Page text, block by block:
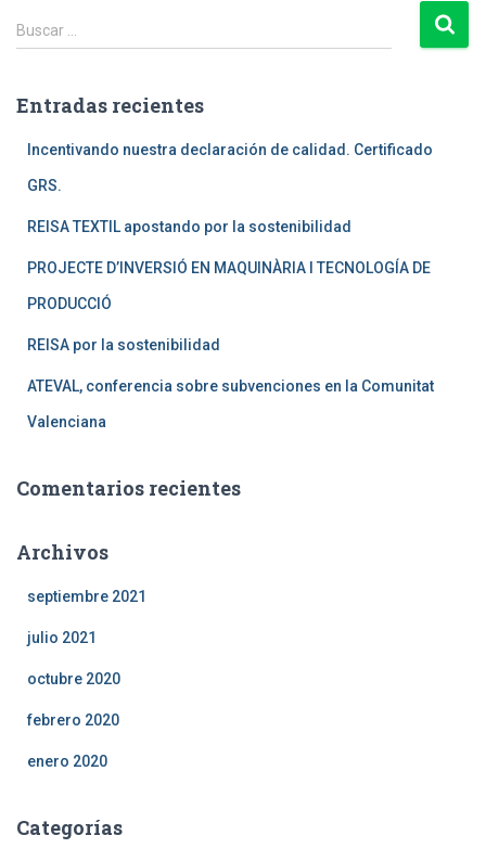
B
u
a
Buscar …
Entradas recientes
Incentivando nuestra declaración de calidad. Certificado
GRS.
REISA TEXTIL apostando por la sostenibilidad
PROJECTE D’INVERSIÓ EN MAQUINÀRIA I TECNOLOGÍA DE
PRODUCCIÓ
REISA por la sostenibilidad
ATEVAL, conferencia sobre subvenciones en la Comunitat
Valenciana
Comentarios recientes
Archivos
septiembre 2021
julio 2021
octubre 2020
febrero 2020
enero 2020
Categorías